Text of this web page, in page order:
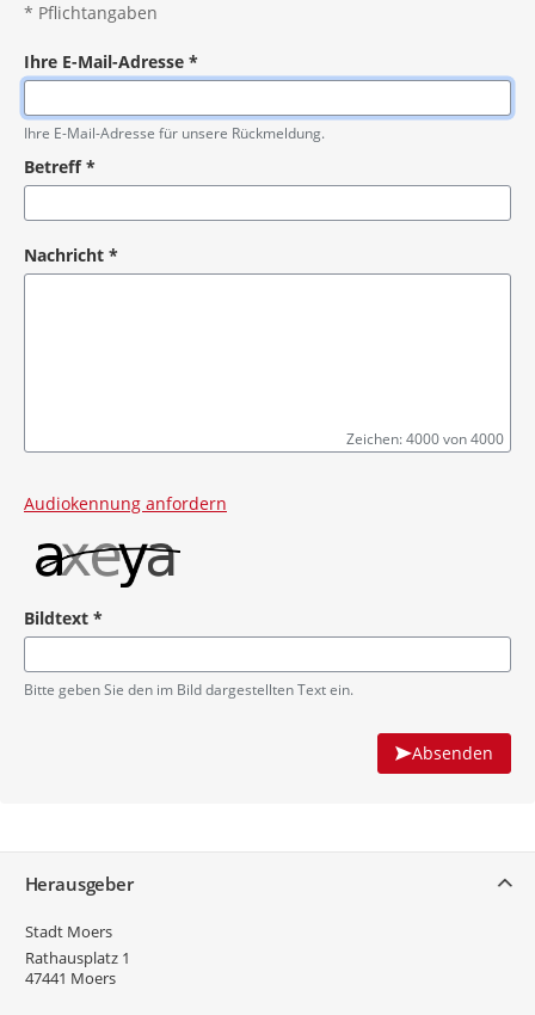
* Pflichtangaben
Ihre E-Mail-Adresse *
Pflichtangabe
Ihre E-Mail-Adresse für unsere Rückmeldung.
Betreff*
Nachricht *
Zeichen: 4000 von 4000
Audiokennung anfordern
Bildtext *
Pflichtangabe
Bitte geben Sie den im Bild dargestellten Text ein.
Absenden
Herausgeber
Stadt Moers
Rathausplatz 1
47441 Moers